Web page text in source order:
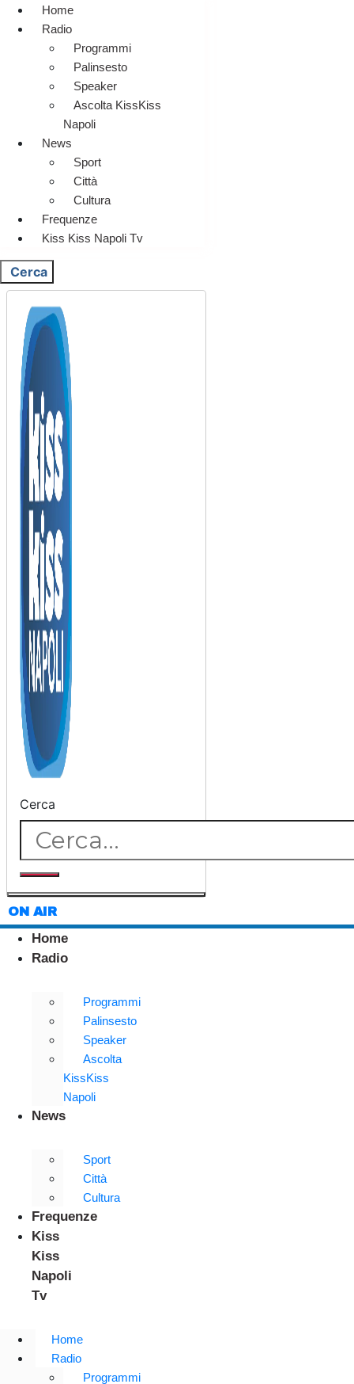
Home
Radio
Programmi
Palinsesto
Speaker
Ascolta KissKiss
Napoli
News
Sport
Città
Cultura
Frequenze
Kiss Kiss Napoli Tv
Cerca
Cerca
ON AIR
Home
Radio
Programmi
Palinsesto
Speaker
Ascolta
KissKiss
Napoli
News
Sport
Città
Cultura
Frequenze
Kiss
Kiss
Napoli
Tv
Home
Radio
Programmi